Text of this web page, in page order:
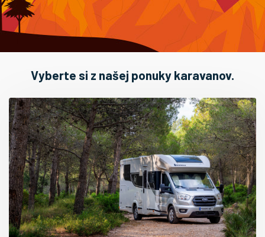
Vyberte si z našej ponuky karavanov.